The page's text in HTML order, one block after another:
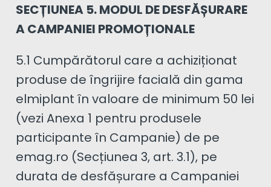
SECȚIUNEA 5. MODUL DE DESFĂȘURARE
A CAMPANIEI PROMOȚIONALE
5.1 Cumpărătorul care a achiziționat
produse de îngrijire facială din gama
elmiplant în valoare de minimum 50 lei
(vezi Anexa 1 pentru produsele
participante în Campanie) de pe
emag.ro (Secțiunea 3, art. 3.1), pe
durata de desfășurare a Campaniei